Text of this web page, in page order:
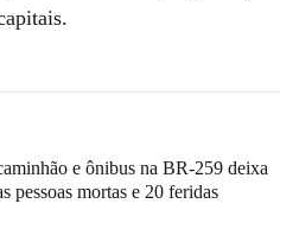
e ônibus na BR-259 deixa
pessoas mortas e 20 feridas